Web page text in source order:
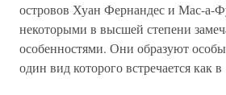
островов Хуан Фернандес и Мас-а-
некоторыми в высшей степени
особенностями. Они образуют
один вид которого встречается как в